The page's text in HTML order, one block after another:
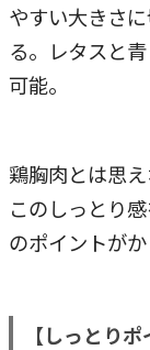
やすい大きさ
る。レタスと
可能。
鶏胸肉とは思
このしっとり
のポイントがか
【しっとりポ